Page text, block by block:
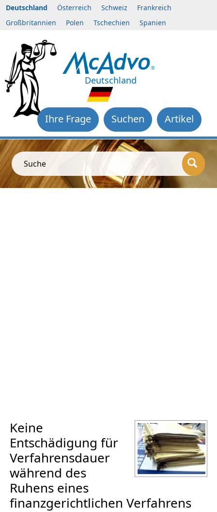
Deutschland Österreich Schweiz
Frankreich
Großbritannien
Polen Tschechien Spanien
Deutschland
Artikel
Suchen
Ihre Frage
Suche
Keine
Entschädigung für
Verfahrensdauer
während des
Ruhens eines
finanzgerichtlichen Verfahrens